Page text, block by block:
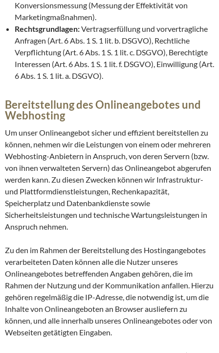
Konversionsmessung (Messung der Effektivität von
Marketingmaßnahmen).
Rechtsgrundlagen:Vertragserfüllung und vorvertragliche
Anfragen (Art. 6 Abs. 1 S. 1 lit. b. DSGVO), Rechtliche
Verpflichtung (Art. 6 Abs. 1 S. 1 lit. c. DSGVO), Berechtigte
Interessen (Art. 6 Abs. 1 S. 1 lit. f. DSGVO), Einwilligung (Art.
6 Abs. 1 S. 1 lit. a. DSGVO).
Bereitstellung des Onlineangebotes und
Webhosting
Um unser Onlineangebot sicher und effizient bereitstellen zu
können, nehmen wir die Leistungen von einem oder mehreren
Webhosting-Anbietern in Anspruch, von deren Servern (bzw.
von ihnen verwalteten Servern) das Onlineangebot abgerufen
werden kann. Zu diesen Zwecken können wir Infrastruktur-
und Plattformdienstleistungen, Rechenkapazität,
Speicherplatz und Datenbankdienste sowie
Sicherheitsleistungen und technische Wartungsleistungen in
Anspruch nehmen.
Zu den im Rahmen der Bereitstellung des Hostingangebotes
verarbeiteten Daten können alle die Nutzer unseres
Onlineangebotes betreffenden Angaben gehören, die im
Rahmen der Nutzung und der Kommunikation anfallen. Hierzu
gehören regelmäßig die IP-Adresse, die notwendig ist, um die
Inhalte von Onlineangeboten an Browser ausliefern zu
können, und alle innerhalb unseres Onlineangebotes oder von
Webseiten getätigten Eingaben.